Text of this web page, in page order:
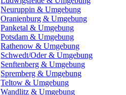
Neuruppin & Umgebung
Oranienburg & Umgebung
Panketal & Umgebung
Potsdam & Umgebung
Rathenow & Umgebung
Schwedt/Oder & Umgebung
Senftenberg & Umgebung
Spremberg & Umgebung
Teltow & Umgebung
Wandlitz & Umgebung